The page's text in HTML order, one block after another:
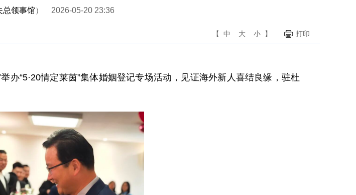
总领事馆） 2026-05-20 23:36
【 中 大 小 】 打印
“5·20情定莱茵”集体婚姻登记专场活动，见证海外新人喜结良缘，驻杜